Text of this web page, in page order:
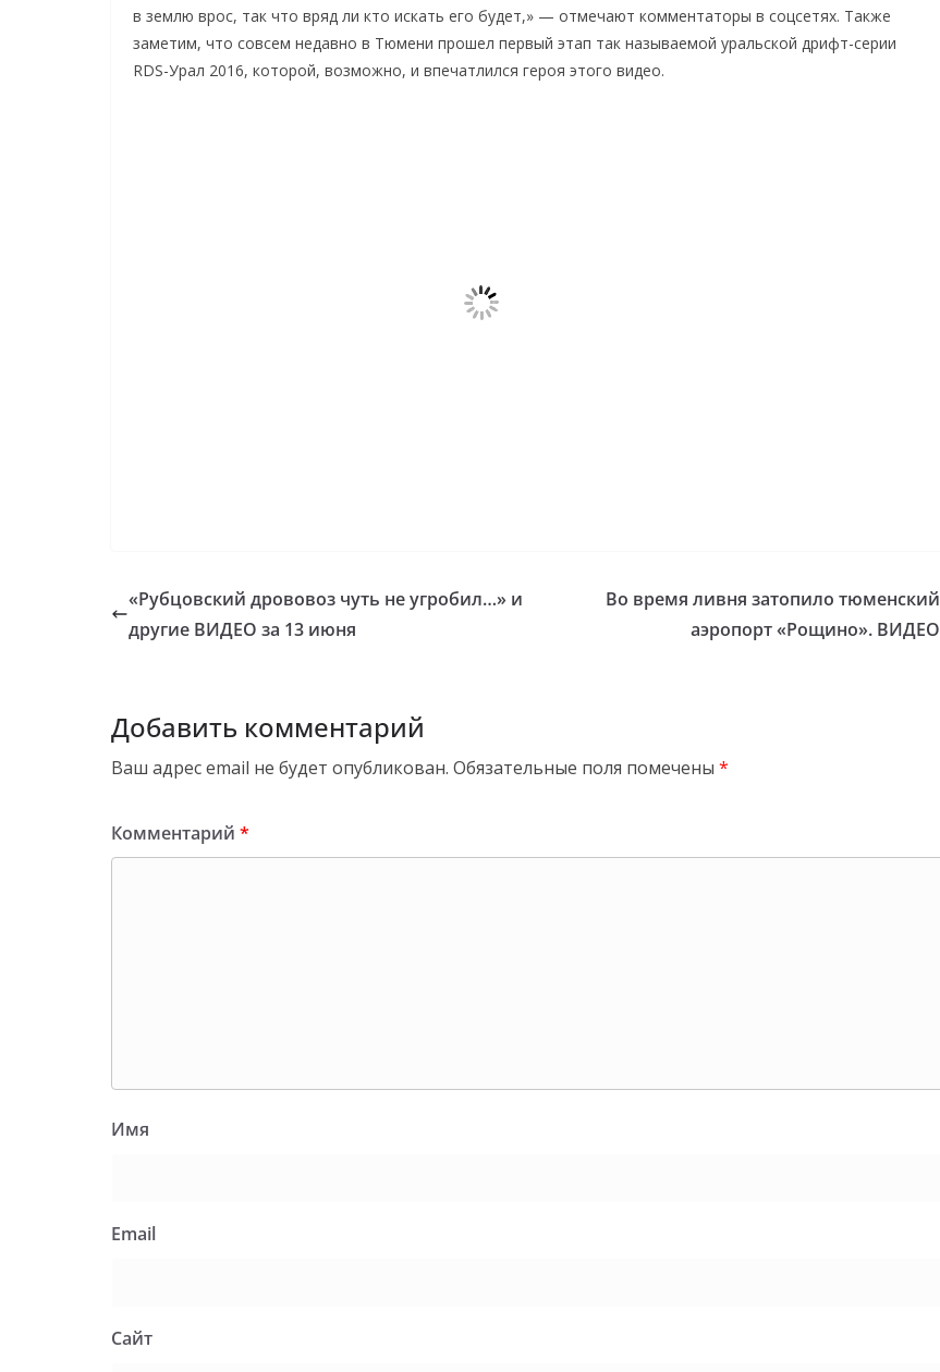
в землю врос, так что вряд ли кто искать его будет,» — отмечают комментаторы в соцсетях. Также
заметим, что совсем недавно в Тюмени прошел первый этап так называемой уральской дрифт-серии
RDS-Урал 2016, которой, возможно, и впечатлился героя этого видео.
«Рубцовский дрововоз чуть не угробил…» и
другие ВИДЕО за 13 июня
Во время ливня затопило тюменский
аэропорт «Рощино». ВИДЕО
Добавить комментарий
Ваш адрес email не будет опубликован. Обязательные поля помечены *
Комментарий *
Имя
Email
Сайт